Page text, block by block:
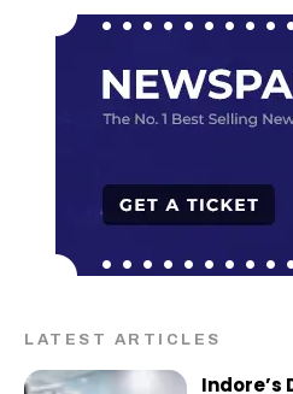
LATEST ARTICLES
Indore’s